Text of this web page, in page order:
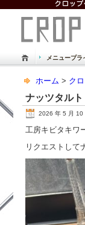
倉敷
メニュープラ
ホーム > ク
ナッツタルト
2026 年 5 月 10
工房キビタキワ
リクエストして